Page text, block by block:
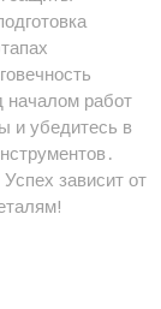
работ
и убедитесь в
зависит от